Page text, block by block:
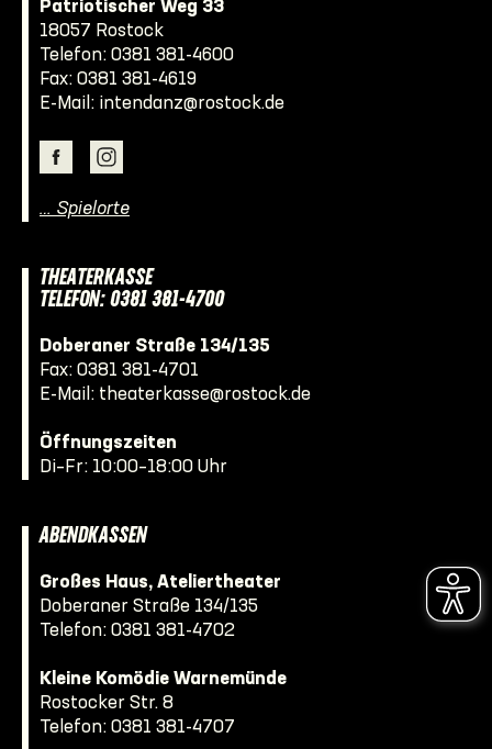
Patriotischer Weg 33
18057 Rostock
Telefon: 0381 381-4600
Fax: 0381 381-4619
E-Mail: intendanz@rostock.de
… Spielorte
THEATERKASSE
TELEFON: 0381 381-4700
Doberaner Straße 134/135
Fax: 0381 381-4701
E-Mail: theaterkasse@rostock.de
Öffnungszeiten
Di–Fr: 10:00–18:00 Uhr
ABENDKASSEN
Großes Haus, Ateliertheater
Doberaner Straße 134/135
Telefon: 0381 381-4702
Kleine Komödie Warnemünde
Rostocker Str. 8
Telefon: 0381 381-4707